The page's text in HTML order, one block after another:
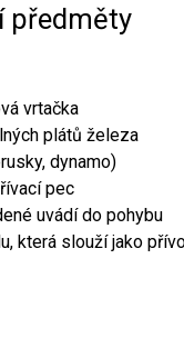
předměty
vrtačka
plátů železa
dynamo)
pec
uvádí do pohybu
která slouží jako